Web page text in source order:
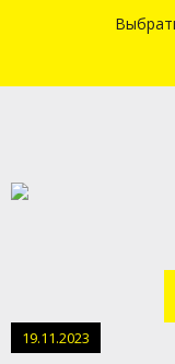
19.11.2023